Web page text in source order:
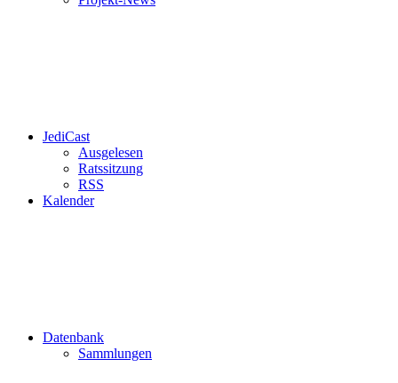
JediCast
Ausgelesen
Ratssitzung
RSS
Kalender
Datenbank
Sammlungen